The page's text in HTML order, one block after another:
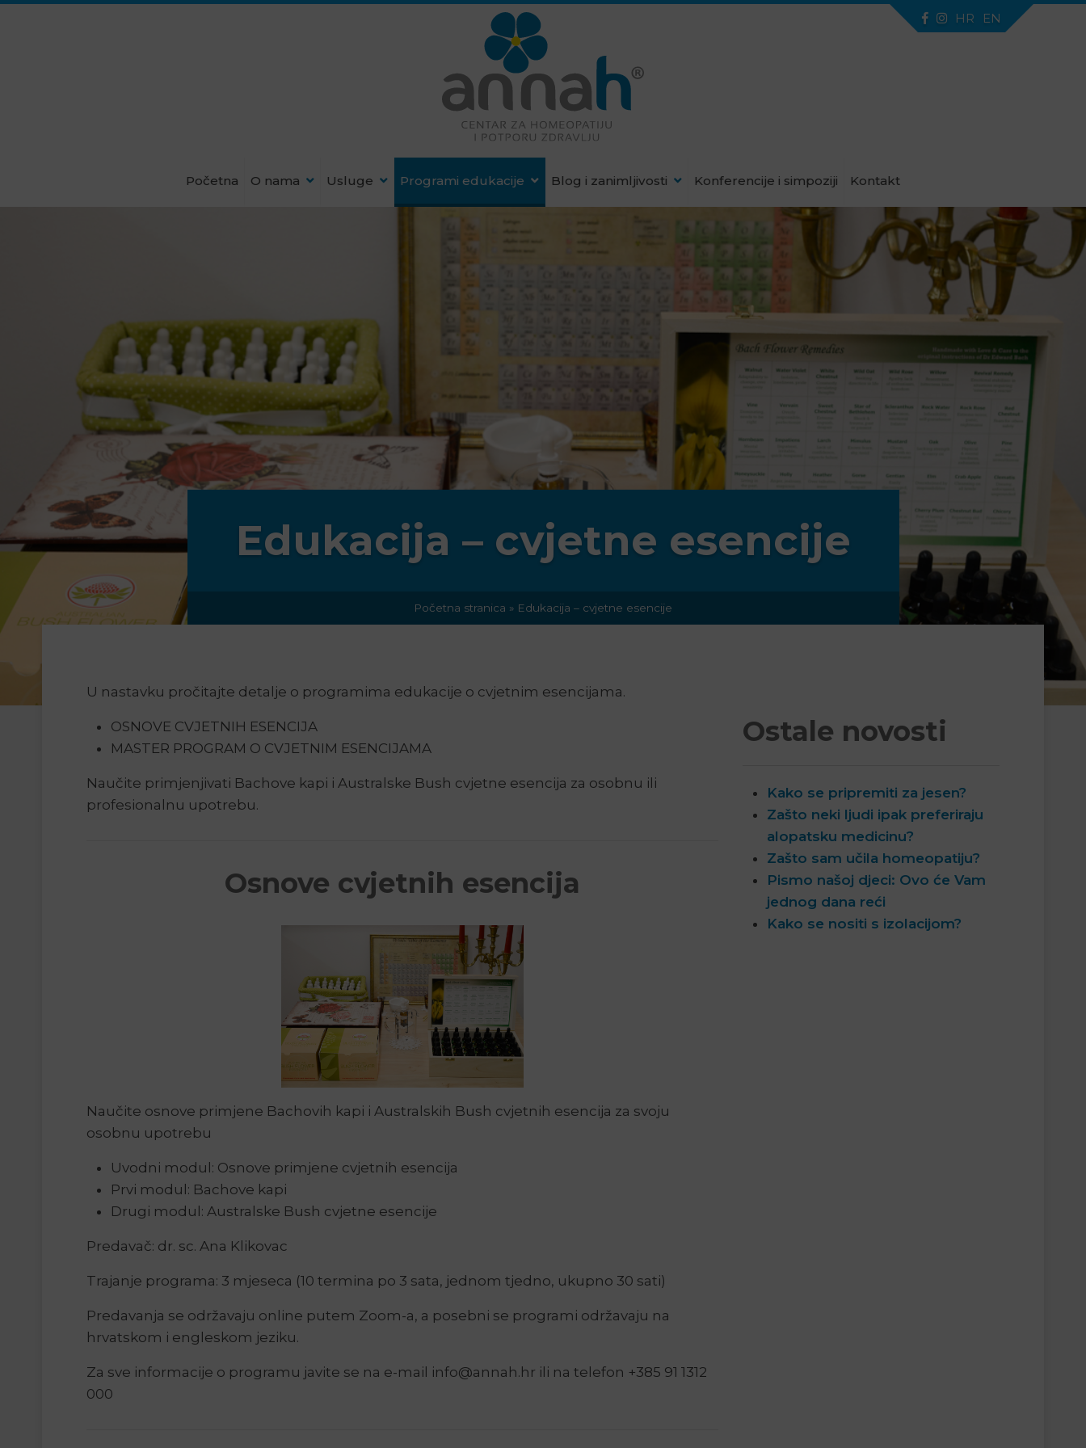
HR EN
Početna O nama Usluge Programi edukacije Blog i zanimljivosti Konferencije i simpoziji Kontakt
Edukacija – cvjetne esencije
Početna stranica » Edukacija – cvjetne esencije
U nastavku pročitajte detalje o programima edukacije o cvjetnim esencijama.
OSNOVE CVJETNIH ESENCIJA
MASTER PROGRAM O CVJETNIM ESENCIJAMA
Naučite primjenjivati Bachove kapi i Australske Bush cvjetne esencija za osobnu ili
profesionalnu upotrebu.
Osnove cvjetnih esencija
Naučite osnove primjene Bachovih kapi i Australskih Bush cvjetnih esencija za svoju
osobnu upotrebu
Uvodni modul: Osnove primjene cvjetnih esencija
Prvi modul: Bachove kapi
Drugi modul: Australske Bush cvjetne esencije
Predavač: dr. sc. Ana Klikovac
Trajanje programa: 3 mjeseca (10 termina po 3 sata, jednom tjedno, ukupno 30 sati)
Predavanja se održavaju online putem Zoom-a, a posebni se programi održavaju na
hrvatskom i engleskom jeziku.
Za sve informacije o programu javite se na e-mail info@annah.hr ili na telefon +385 91 1312
000
Ostale novosti
Kako se pripremiti za jesen?
Zašto neki ljudi ipak preferiraju
alopatsku medicinu?
Zašto sam učila homeopatiju?
Pismo našoj djeci: Ovo će Vam
jednog dana reći
Kako se nositi s izolacijom?